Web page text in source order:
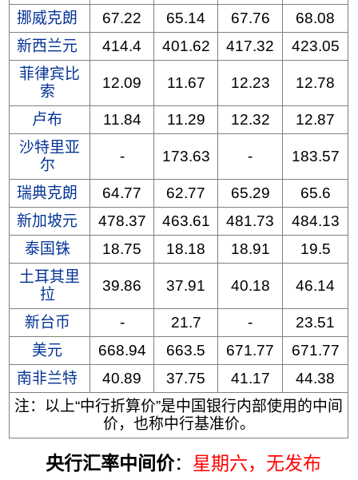
挪威克朗
67.22 65.14 67.76
68.08
新西兰元
414.4 401.62 417.32
423.05
菲律宾比
索
12.09 11.67 12.23 12.78
卢布 11.84 11.29 12.32
12.87
沙特里亚
尔
- 173.63 - 183.57
瑞典克朗 64.77 62.77 65.29
65.6
新加坡元
478.37 463.61 481.73
484.13
泰国铢
18.75 18.18 18.91
19.5
土耳其里
拉
39.86 37.91 40.18 46.14
新台币 - 21.7 -
23.51
美元
668.94 663.5 671.77
671.77
南非兰特
40.89 37.75 41.17
44.38
注：以上“中行折算价”是中国银行内部使用的中间
价，也称中行基准价。
央行汇率中间价： 星期六，无发布